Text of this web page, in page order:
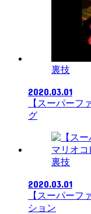
裏技
2020.03.01
【スーパーフ
グ
裏技
2020.03.01
【スーパーフ
ション